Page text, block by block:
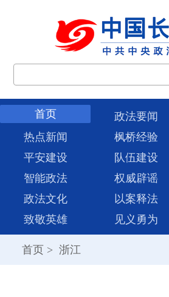
首页 政法要闻
热点新闻
枫桥经验
平安建设
队伍建设
智能政法
权威辟谣
政法文化
以案释法
致敬英雄
见义勇为
首页 > 浙江